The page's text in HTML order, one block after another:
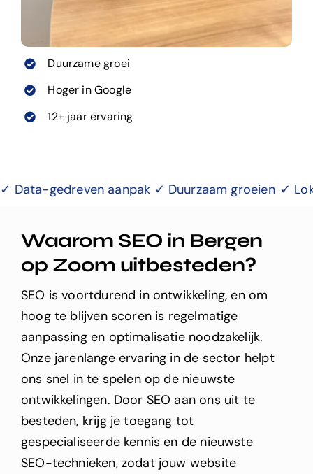
Duurzame groei
Hoger in Google
12+ jaar ervaring
aanpak ✓ Duurzaam groeien ✓ Lokale Expertise
Waarom SEO in Bergen
op Zoom uitbesteden?
SEO is voortdurend in ontwikkeling, en om
hoog te blijven scoren is regelmatige
aanpassing en optimalisatie noodzakelijk.
Onze jarenlange ervaring in de sector helpt
ons snel in te spelen op de nieuwste
ontwikkelingen. Door SEO aan ons uit te
besteden, krijg je toegang tot
gespecialiseerde kennis en de nieuwste
SEO-technieken, zodat jouw website